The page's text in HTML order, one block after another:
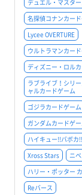
デュエル・マスタ
名探偵コナンカー
Lycee OVERTURE
ウルトラマンカー
ディズニー・ロル
ラブライブ！シリ
ャルカードゲーム
ゴジラカードゲーム
ガンダムカードゲ
ハイキュー!!バボカ
Xross Stars
ニ
ハリー・ポッター
Reバース